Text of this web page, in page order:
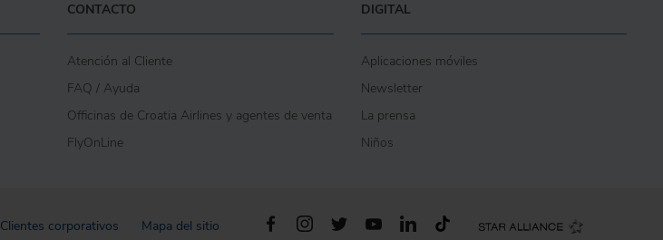
CONTACTO
Atención al Cliente
FAQ / Ayuda
Officinas de Croatia Airlines y agentes de venta
FlyOnLine
DIGITAL
Aplicaciones móviles
Newsletter
La prensa
Niños
Clientes corporativos Mapa del sitio